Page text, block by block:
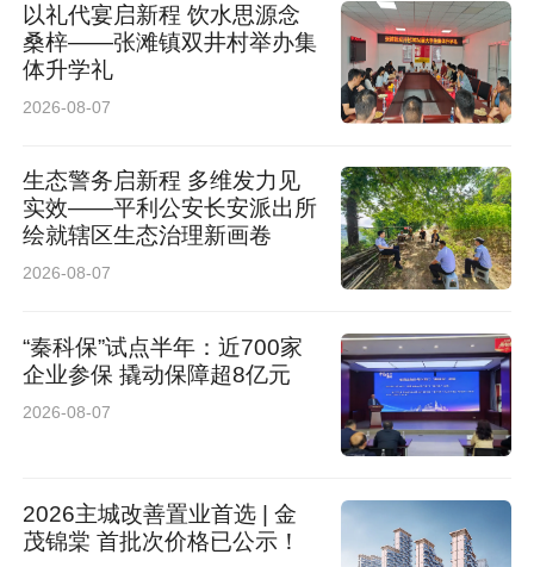
以礼代宴启新程 饮水思源念
桑梓——张滩镇双井村举办集
体升学礼
2026-08-07
生态警务启新程 多维发力见
实效——平利公安长安派出所
绘就辖区生态治理新画卷
2026-08-07
“秦科保”试点半年：近700家
企业参保 撬动保障超8亿元
2026-08-07
2026主城改善置业首选 | 金
茂锦棠 首批次价格已公示！